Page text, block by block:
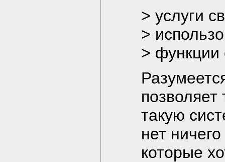
> услуги
>
> функции
позволяет
такую
нет
которые